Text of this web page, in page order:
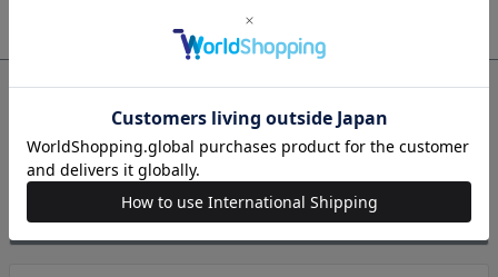
11,000円(税込)以上お買い上げで送料無料
(※北海道…700円・沖縄・離島…1,200円頂戴致します)